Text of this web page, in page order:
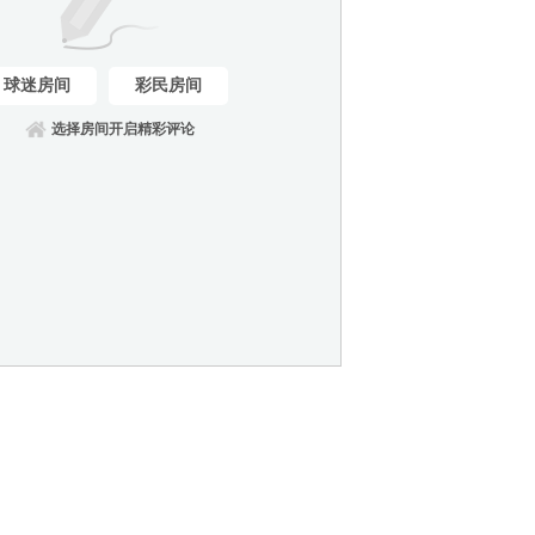
球迷房间 彩民房间
选择房间开启精彩评论